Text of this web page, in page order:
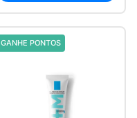
GANHE PONTOS